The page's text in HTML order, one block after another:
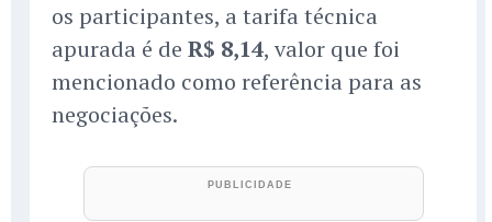
os participantes, a tarifa técnica
apurada é de R$ 8,14, valor que foi
mencionado como referência para as
negociações.